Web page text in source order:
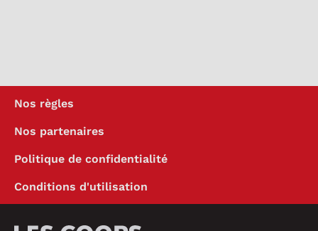
Nos règles
Nos partenaires
Politique de confidentialité
Conditions d'utilisation